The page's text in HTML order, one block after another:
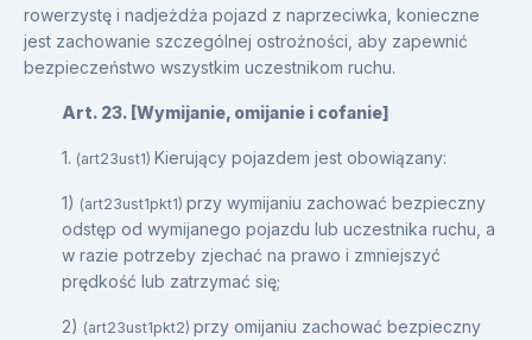
rowerzystę i nadjeżdża pojazd z naprzeciwka, konieczne
jest zachowanie szczególnej ostrożności, aby zapewnić
bezpieczeństwo wszystkim uczestnikom ruchu.
Art. 23. [Wymijanie, omijanie i cofanie]
1. (art23ust1) Kierujący pojazdem jest obowiązany:
1) (art23ust1pkt1) przy wymijaniu zachować bezpieczny
odstęp od wymijanego pojazdu lub uczestnika ruchu, a
w razie potrzeby zjechać na prawo i zmniejszyć
prędkość lub zatrzymać się;
2) (art23ust1pkt2) przy omijaniu zachować bezpieczny